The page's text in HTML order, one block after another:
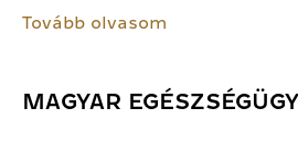
Tovább olvasom
MAGYAR